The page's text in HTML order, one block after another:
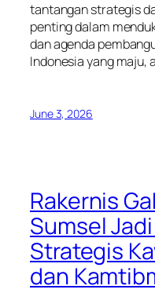
tantangan strategis
penting dalam
dan agenda
Indonesia yang maju,
June 3, 2026
Rakernis
Sumsel
Strategis
dan